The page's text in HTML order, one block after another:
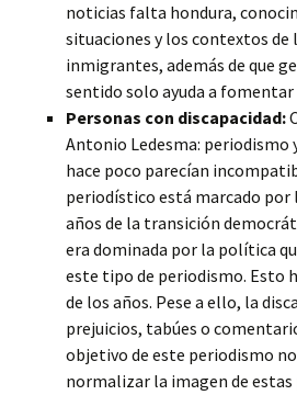
noticias falta hondura,
situaciones y los contextos de
inmigrantes, además de que
sentido solo ayuda a fomentar
Personas con discapacidad:
Antonio Ledesma: periodismo
hace poco parecían
periodístico está marcado
años de la transición
era dominada por la política
este tipo de periodismo. Esto
de los años. Pese a ello, la
prejuicios, tabúes o
objetivo de este periodismo
normalizar la imagen de estas